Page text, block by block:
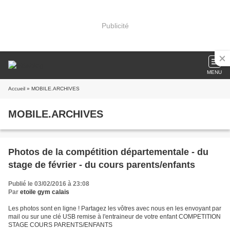
Publicité
MENU
Accueil » MOBILE.ARCHIVES
MOBILE.ARCHIVES
Photos de la compétition départementale - du
stage de février - du cours parents/enfants
Publié le 03/02/2016 à 23:08
Par etoile gym calais
Les photos sont en ligne ! Partagez les vôtres avec nous en les envoyant par
mail ou sur une clé USB remise à l'entraineur de votre enfant COMPETITION
STAGE COURS PARENTS/ENFANTS